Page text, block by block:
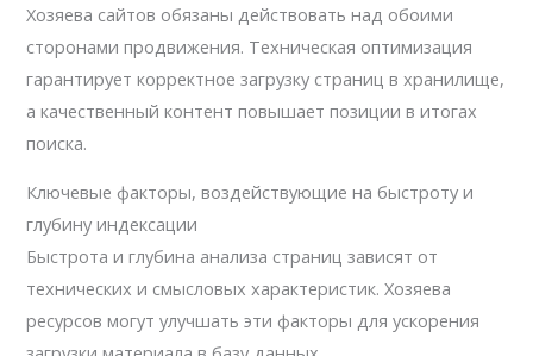
Хозяева сайтов обязаны действовать над обоими
сторонами продвижения. Техническая оптимизация
гарантирует корректное загрузку страниц в хранилище,
а качественный контент повышает позиции в итогах
поиска.
Ключевые факторы, воздействующие на быстроту и
глубину индексации
Быстрота и глубина анализа страниц зависят от
технических и смысловых характеристик. Хозяева
ресурсов могут улучшать эти факторы для ускорения